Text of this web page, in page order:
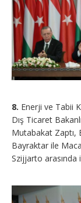
8. Enerji ve Tabii
Dış Ticaret
Mutabakat Zaptı,
Bayraktar ile
Szijjarto arasında